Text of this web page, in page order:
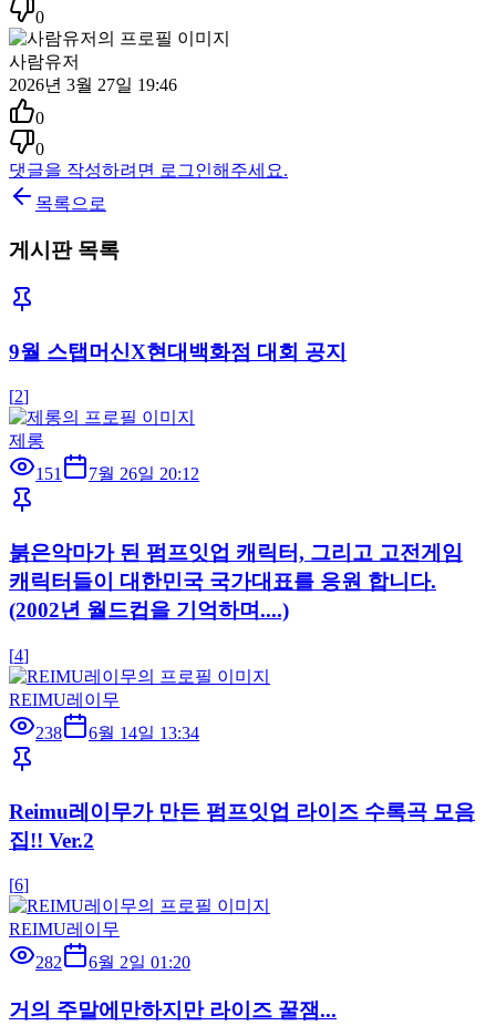
0
사람유저
2026년 3월 27일 19:46
0
0
댓글을 작성하려면 로그인해주세요.
목록으로
게시판 목록
9월 스탭머신X현대백화점 대회 공지
[2]
제롱
151
7월 26일 20:12
붉은악마가 된 펌프잇업 캐릭터, 그리고 고전게임
캐릭터들이 대한민국 국가대표를 응원 합니다.
(2002년 월드컵을 기억하며....)
[4]
REIMU레이무
238
6월 14일 13:34
Reimu레이무가 만든 펌프잇업 라이즈 수록곡 모음
집!! Ver.2
[6]
REIMU레이무
282
6월 2일 01:20
거의 주말에만하지만 라이즈 꿀잼...